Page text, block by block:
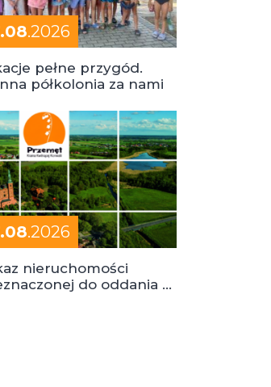
.2026
pełne przygód.
półkolonia za nami
.2026
nieruchomości
do oddania w